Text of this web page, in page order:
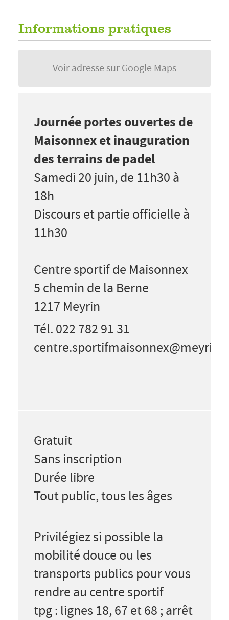
Informations pratiques
Voir adresse sur Google Maps
Journée portes ouvertes de
Maisonnex et inauguration
des terrains de padel
Samedi 20 juin, de 11h30 à
18h
Discours et partie officielle à
11h30
Centre sportif de Maisonnex
5 chemin de la Berne
1217 Meyrin
Tél. 022 782 91 31
Gratuit
Sans inscription
Durée libre
Tout public, tous les âges
Privilégiez si possible la
mobilité douce ou les
transports publics pour vous
rendre au centre sportif
tpg : lignes 18, 67 et 68 ; arrêt